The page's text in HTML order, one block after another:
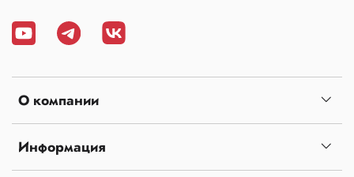
О компании
Информация